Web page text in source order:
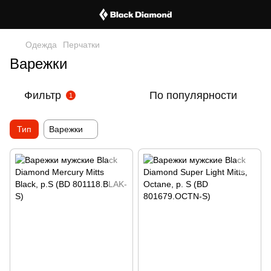
Одежда Перчатки
Варежки
Фильтр 1 По популярности
Тип Варежки